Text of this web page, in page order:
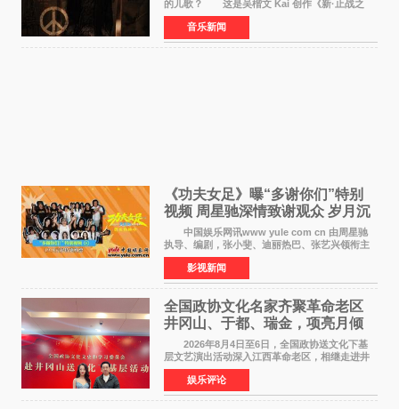
的儿歌？ 这是吴楷文 Kai 创作《新·止战之
殇》时最初的想法。 从伊朗相关冲突引发的
地区局势，到世界各地仍在发生的动荡与不安，
战争从来不只
音乐新闻
《功夫女足》曝“多谢你们”特别
视频 周星驰深情致谢观众 岁月沉
淀不灭初心
中国娱乐网讯www yule com cn 由周星驰
执导、编剧，张小斐、迪丽热巴、张艺兴领衔主
演，刘嘉玲、佐藤健特别出演，艾米、雪野、蔡
思贝、胡予安、倪好特别介绍的喜剧电影《功夫
女足》释出多谢你
影视新闻
全国政协文化名家齐聚革命老区
井冈山、于都、瑞金，项亮月倾
情献唱《桃花谣》致敬红色沃土
2026年8月4日至6日，全国政协送文化下基
层文艺演出活动深入江西革命老区，相继走进井
冈山、于都长征出发地、瑞金三地。由全国政协
文化文史和学习委员会副主任、甘肃省政协原主
席欧阳坚率团，一
娱乐评论